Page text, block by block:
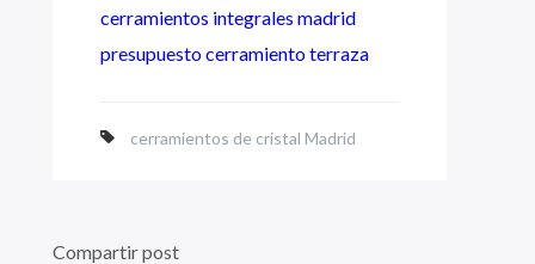
cerramientos integrales madrid
presupuesto cerramiento terraza
cerramientos de cristal Madrid
Compartir post